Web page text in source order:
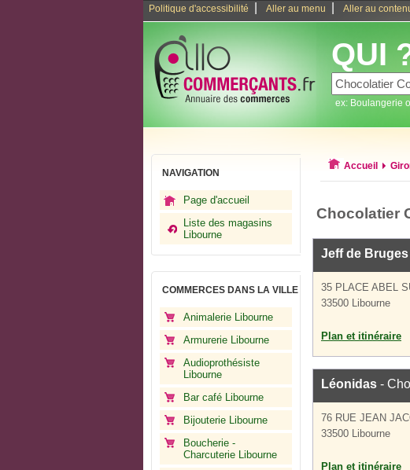
Politique d'accessibilité Aller au menu Aller au
QUI
ex: Boulangerie
NAVIGATION
Page d'accueil
Liste des magasins
Libourne
COMMERCES DANS LA VILLE
Animalerie Libourne
Armurerie Libourne
Audioprothésiste
Libourne
Bar café Libourne
Bijouterie Libourne
Boucherie -
Charcuterie Libourne
Accueil
Chocolatier
Jeff de Bruges
35 PLACE ABEL
33500 Libourne
Plan et itinéraire
Léonidas -
76 RUE JEAN
33500 Libourne
Plan et itinéraire